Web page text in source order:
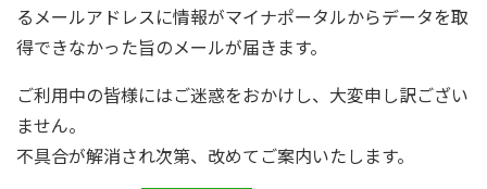
るメールアドレスに情報がマイナポータルからデータを取
得できなかった旨のメールが届きます。
ご利用中の皆様にはご迷惑をおかけし、大変申し訳ござい
ません。
不具合が解消され次第、改めてご案内いたします。